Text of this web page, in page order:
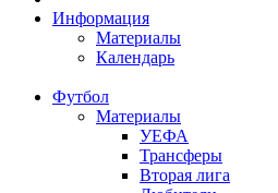
Информация
Материалы
Календарь
Футбол
Материалы
УЕФА
Трансферы
Вторая лига